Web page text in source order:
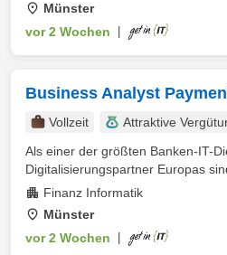
Münster
vor 2 Wochen
Business Analyst
Vollzeit Attraktive
Als einer der größten Banken-IT-
Digitalisierungspartner Europas
Finanz Informatik
Münster
vor 2 Wochen